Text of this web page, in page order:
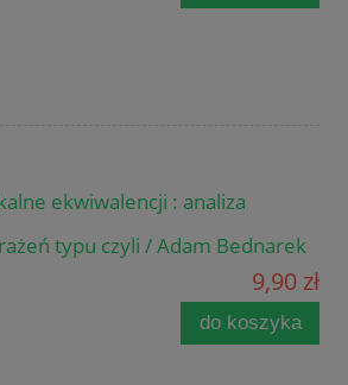
ekwiwalencji : analiza
typu czyli / Adam Bednarek
9,90 zł
do koszyka